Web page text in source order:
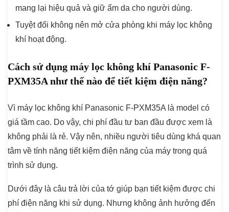
mang lại hiệu quả và giữ ẩm da cho người dùng.
Tuyệt đối không nên mở cửa phòng khi máy lọc không
khí hoạt động.
Cách sử dụng máy lọc không khí Panasonic F-
PXM35A như thế nào để tiết kiệm điện năng?
Vì máy lọc không khí Panasonic F-PXM35A là model có
giá tầm cao. Do vậy, chi phí đầu tư ban đầu được xem là
không phải là rẻ. Vậy nên, nhiều người tiêu dùng khá quan
tâm về tính năng tiết kiệm điện năng của máy trong quá
trình sử dụng.
Dưới đây là câu trả lời của tớ giúp bạn tiết kiệm được chi
phí điện năng khi sử dụng. Nhưng không ảnh hưởng đến